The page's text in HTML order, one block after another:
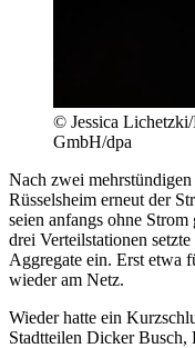
© Jessica
GmbH/dpa
Nach zwei
Rüsselsheim erneut der
seien anfangs ohne
drei Verteilstationen
Aggregate ein. Erst etwa
wieder am Netz.
Wieder hatte ein
Stadtteilen Dicker